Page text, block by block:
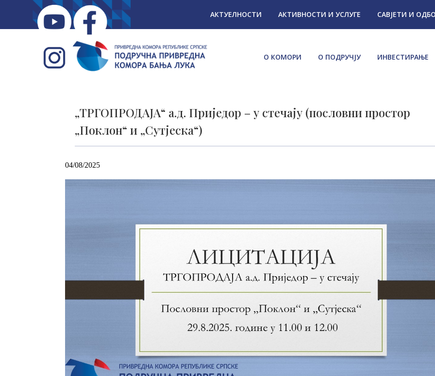
АКТУЕЛНОСТИ АКТИВНОСТИ И УСЛУГЕ САВЈЕТИ И
О КОМОРИ О ПОДРУЧЈУ ИНВЕСТИРАЊЕ
„ТРГОПРОДАЈА“ а.д. Приједор – у стечају (пословни простор
„Поклон“ и „Сутјеска“)
04/08/2025